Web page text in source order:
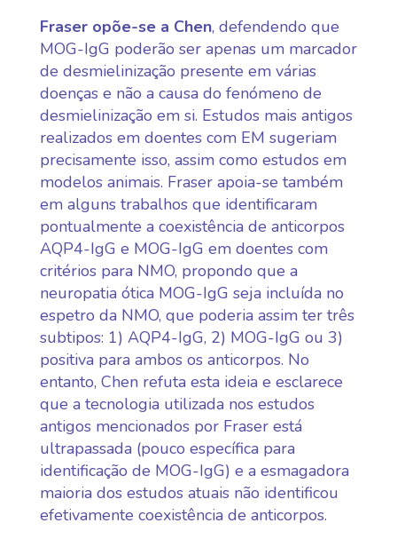
Fraser opõe-se a Chen, defendendo que
MOG-IgG poderão ser apenas um marcador
de desmielinização presente em várias
doenças e não a causa do fenómeno de
desmielinização em si. Estudos mais antigos
realizados em doentes com EM sugeriam
precisamente isso, assim como estudos em
modelos animais. Fraser apoia-se também
em alguns trabalhos que identificaram
pontualmente a coexistência de anticorpos
AQP4-IgG e MOG-IgG em doentes com
critérios para NMO, propondo que a
neuropatia ótica MOG-IgG seja incluída no
espetro da NMO, que poderia assim ter três
subtipos: 1) AQP4-IgG, 2) MOG-IgG ou 3)
positiva para ambos os anticorpos. No
entanto, Chen refuta esta ideia e esclarece
que a tecnologia utilizada nos estudos
antigos mencionados por Fraser está
ultrapassada (pouco específica para
identificação de MOG-IgG) e a esmagadora
maioria dos estudos atuais não identificou
efetivamente coexistência de anticorpos.